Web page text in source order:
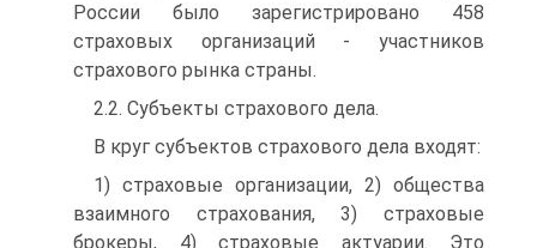
России было зарегистрировано 458
страховых организаций - участников
страхового рынка страны.
2.2. Субъекты страхового дела.
В круг субъектов страхового дела входят:
1) страховые организации, 2) общества
взаимного страхования, 3) страховые
брокеры, 4) страховые актуарии. Это